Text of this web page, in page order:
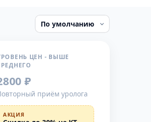
ЦЕН - ВЫШЕ
₽
приём уролога
АКЦИЯ